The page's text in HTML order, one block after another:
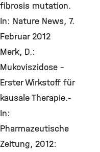
fibrosis mutation.
In: Nature News, 7.
Februar 2012
Merk, D.:
Mukoviszidose -
Erster Wirkstoff für
kausale Therapie.-
In:
Pharmazeutische
Zeitung, 2012: